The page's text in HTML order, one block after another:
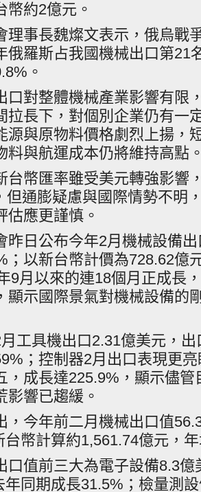
幣約2億元。
理事長魏燦文表示，俄烏戰
俄羅斯占我國機械出口第21
。
口對整體機械產業影響有限
拉長下，對個別企業仍有一
源與原物料價格劇烈上揚，
料與航運成本仍將維持高點
台幣匯率雖受美元轉強影響
但通膨疑慮與國際情勢不明
估應更謹慎。
昨日公布今年2月機械設備
；以新台幣計價為728.62億
9月以來的連18個月正成長
顯示國際景氣對機械設備的
工具機出口2.31億美元，
；控制器2月出口表現更
，成長達225.9%，顯示儘管
影響已趨緩。
，今年前二月機械出口值
台幣計算約1,561.74億元，
口值前三大為電子設備8.3億
年同期成長31.5%；檢量測